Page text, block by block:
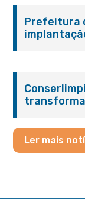
Prefeitura
Ler mais